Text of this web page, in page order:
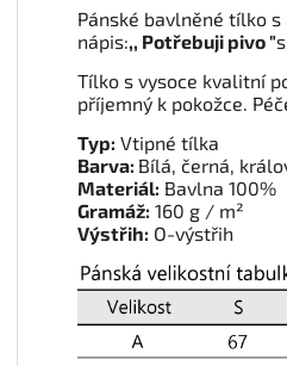
Pánské bavlněné tílko
nápis:,, Potřebuji pivo "
Tílko s vysoce kvalitní
příjemný k pokožce.
Typ: Vtipné tílka
Barva: Bílá, černá,
Materiál: Bavlna 100%
Gramáž: 160 g / m²
Výstřih: O-výstřih